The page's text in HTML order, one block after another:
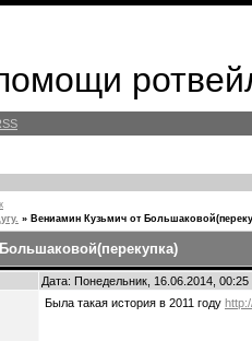
» Вениамин Кузьмич от
Дата: Понедельник, 16.06.2014,
Была такая история в 2011 году